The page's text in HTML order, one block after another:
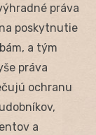
práva
poskytnutie
a tým
práva
ochranu
a